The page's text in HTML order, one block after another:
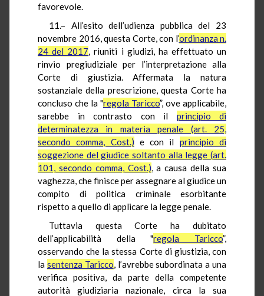
favorevole.
11.– All’esito dell’udienza pubblica del 23
novembre 2016, questa Corte, con l’ordinanza n.
24 del 2017, riuniti i giudizi, ha effettuato un
rinvio pregiudiziale per l’interpretazione alla
Corte di giustizia. Affermata la natura
sostanziale della prescrizione, questa Corte ha
concluso che la "regola Taricco”, ove applicabile,
sarebbe in contrasto con il principio di
determinatezza in materia penale (art. 25,
secondo comma, Cost.) e con il principio di
soggezione del giudice soltanto alla legge (art.
101, secondo comma, Cost.), a causa della sua
vaghezza, che finisce per assegnare al giudice un
compito di politica criminale esorbitante
rispetto a quello di applicare la legge penale.
Tuttavia questa Corte ha dubitato
dell’applicabilità della "regola Taricco”,
osservando che la stessa Corte di giustizia, con
la sentenza Taricco, l’avrebbe subordinata a una
verifica positiva, da parte della competente
autorità giudiziaria nazionale, circa la sua